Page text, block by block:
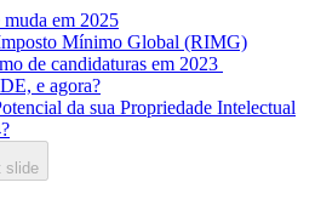
em 2025
Mínimo Global (RIMG)
de candidaturas em 2023
e agora?
da sua Propriedade Intelectual
slide